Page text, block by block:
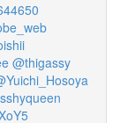
@thigassy